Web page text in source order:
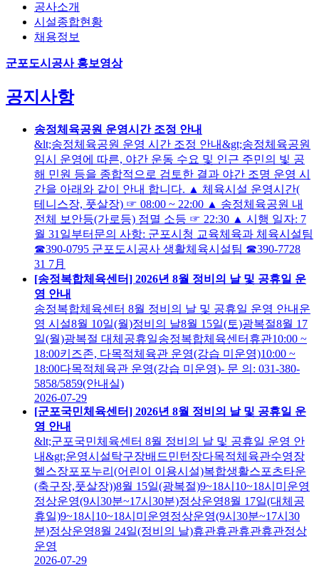
공사소개
시설종합현황
채용정보
군포도시공사 홍보영상
공지사항
송정체육공원 운영시간 조정 안내
&lt;송정체육공원 운영 시간 조정 안내&gt;송정체육공원
임시 운영에 따른, 야간 운동 수요 및 인근 주민의 빛 공
해 민원 등을 종합적으로 검토한 결과 야간 조명 운영 시
간을 아래와 같이 안내 합니다. ▲ 체육시설 운영시간(
테니스장, 풋살장) ☞ 08:00 ~ 22:00 ▲ 송정체육공원 내
전체 보안등(가로등) 점멸 소등 ☞ 22:30 ▲ 시행 일자: 7
월 31일부터문의 사항: 군포시청 교육체육과 체육시설팀
☎390-0795 군포도시공사 생활체육시설팀 ☎390-7728
31 7月
[송정복합체육센터] 2026년 8월 정비의 날 및 공휴일 운
영 안내
송정복합체육센터 8월 정비의 날 및 공휴일 운영 안내운
영 시설8월 10일(월)정비의 날8월 15일(토)광복절8월 17
일(월)광복절 대체공휴일송정복합체육센터휴관10:00 ~
18:00키즈존, 다목적체육관 운영(강습 미운영)10:00 ~
18:00다목적체육관 운영(강습 미운영)- 문 의: 031-380-
5858/5859(안내실)
2026-07-29
[군포국민체육센터] 2026년 8월 정비의 날 및 공휴일 운
영 안내
&lt;군포국민체육센터 8월 정비의 날 및 공휴일 운영 안
내&gt;운영시설탁구장배드민턴장다목적체육관수영장
헬스장포포누리(어린이 이용시설)복합생활스포츠타운
(축구장,풋살장))8월 15일(광복절)9~18시10~18시미운영
정상운영(9시30분~17시30분)정상운영8월 17일(대체공
휴일)9~18시10~18시미운영정상운영(9시30분~17시30
분)정상운영8월 24일(정비의 날)휴관휴관휴관휴관정상
운영
2026-07-29